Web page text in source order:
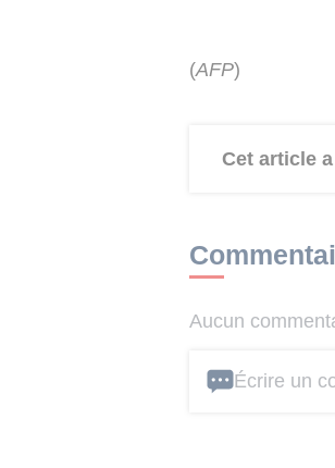
(AFP)
Cet article
Aucun
Écrire un